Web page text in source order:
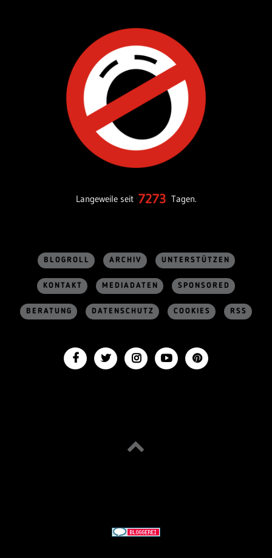
Langeweile seit 7273 Tagen.
BLOGROLL ARCHIV UNTERSTÜTZEN
KONTAKT MEDIADATEN SPONSORED
BERATUNG DATENSCHUTZ COOKIES RSS